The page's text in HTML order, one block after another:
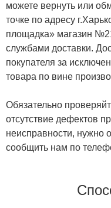
можете вернуть или
точке по адресу
площадка» магазин
службами доставки.
покупателя за
товара по вине
Обязательно
отсутствие дефектов
неисправности, нужно
сообщить нам по